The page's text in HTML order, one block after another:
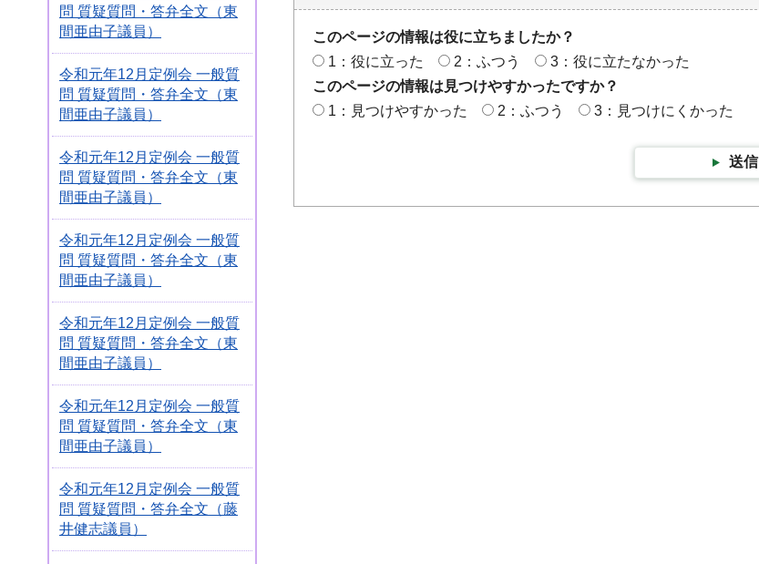
問 質疑質問・答弁全文（東
間亜由子議員）
令和元年12月定例会 一般質
問 質疑質問・答弁全文（東
間亜由子議員）
令和元年12月定例会 一般質
問 質疑質問・答弁全文（東
間亜由子議員）
令和元年12月定例会 一般質
問 質疑質問・答弁全文（東
間亜由子議員）
令和元年12月定例会 一般質
問 質疑質問・答弁全文（東
間亜由子議員）
令和元年12月定例会 一般質
問 質疑質問・答弁全文（東
間亜由子議員）
令和元年12月定例会 一般質
問 質疑質問・答弁全文（藤
井健志議員）
このページの情報は役に立ちましたか？
1：役に立った
2：ふつう
3：役に立たなかった
このページの情報は見つけやすかったですか？
1：見つけやすかった
2：ふつう 3：見つけにくかった
送信